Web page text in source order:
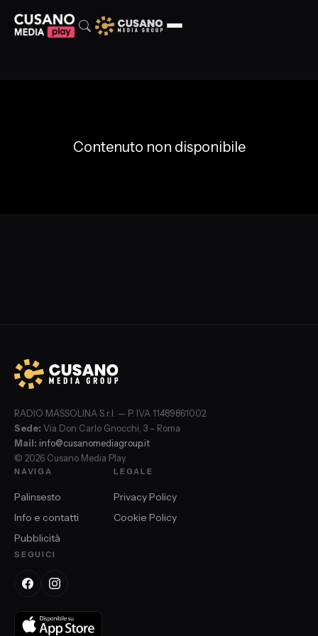
Contenuto non disponibile
RADIO MASSOLINA S.r.l. — P. IVA 11489861002
Sede: Via Don Carlo Gnocchi, 3 – Roma
Mail: info@cusanomediagroup.it
© 2026 Cusano Media Play
NAVIGA
Palinsesto
Info e contatti
Pubblicità
LEGALE
Privacy Policy
Cookie Policy
SEGUICI